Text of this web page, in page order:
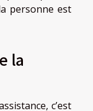
personne est
la
c’est